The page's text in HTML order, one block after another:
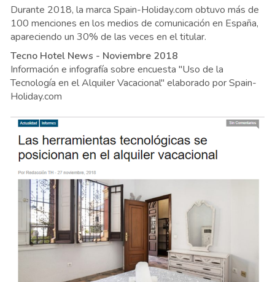
Durante 2018, la marca Spain-Holiday.com obtuvo más de
100 menciones en los medios de comunicación en España,
apareciendo un 30% de las veces en el titular.
Tecno Hotel News - Noviembre 2018
Información e infografía sobre encuesta "Uso de la
Tecnología en el Alquiler Vacacional" elaborado por Spain-
Holiday.com